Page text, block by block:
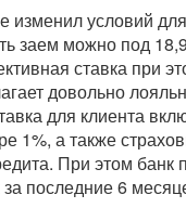
изменил условий
заем можно под
ставка при
довольно
для клиента
1%, а также
При этом банк
последние 6